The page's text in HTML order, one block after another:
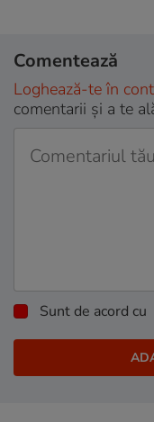
Comentează
Loghează-te în
comentarii și a te
Sunt de acord cu